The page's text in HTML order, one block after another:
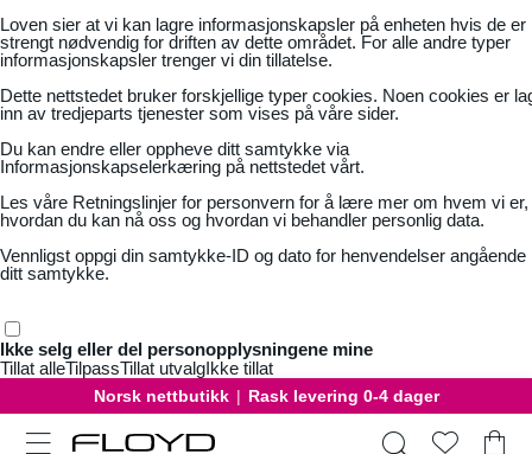
Loven sier at vi kan lagre informasjonskapsler på enheten hvis de er
strengt nødvendig for driften av dette området. For alle andre typer
informasjonskapsler trenger vi din tillatelse.
Dette nettstedet bruker forskjellige typer cookies. Noen cookies er
inn av tredjeparts tjenester som vises på våre sider.
Du kan endre eller oppheve ditt samtykke via
Informasjonskapselerkæring på nettstedet vårt.
Les våre Retningslinjer for personvern for å lære mer om hvem vi er,
hvordan du kan nå oss og hvordan vi behandler personlig data.
Vennligst oppgi din samtykke-ID og dato for henvendelser angående
ditt samtykke.
Ikke selg eller del personopplysningene mine
Tillat alleTilpassTillat utvalgIkke tillat
Norsk nettbutikk | Rask levering 0-4 dager